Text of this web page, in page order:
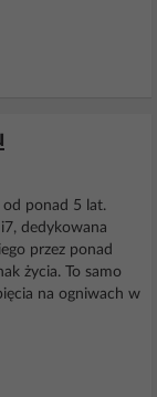
od ponad 5 lat.
dedykowana
przez ponad
życia. To samo
na ogniwach w